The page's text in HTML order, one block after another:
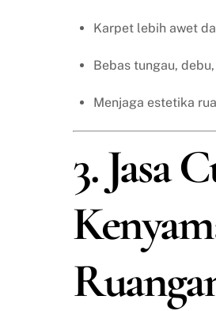
Karpet lebih awet
Bebas tungau,
Menjaga estetika
3. Jasa